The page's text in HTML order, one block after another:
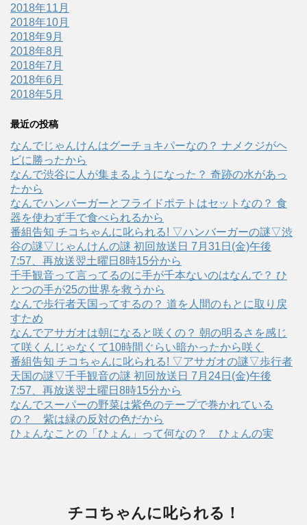
2018年11月
2018年10月
2018年9月
2018年8月
2018年7月
2018年6月
2018年5月
最近の投稿
なんでじゃんけんはグーチョキパーなの？ ナメクジがヘ
ビに勝ったから
なんで渋谷に人が集まるようになった？ 奇跡の水があっ
たから
なんでハンバーガーとフライドポテトはセットなの？ 食
器を使わず手で食べられるから
番組告知 チコちゃんに叱られる! ▽ハンバーガーの謎▽渋
谷の謎▽じゃんけんの謎 初回放送日 7月31日(金)午後
7:57、再放送翌土曜日8時15分から
千手観音って言ってるのに手が千本ないのはなんで？ ひ
とつの手が25の世界を救うから
なんで歩行者天国ってするの？ 道を人間のもとに取り戻
すため
なんでアサガオは朝になると咲くの？ 朝の明るさを感じ
て咲くんじゃなくて10時間ぐらい暗かったから咲く
番組告知 チコちゃんに叱られる! ▽アサガオの謎▽歩行者
天国の謎▽千手観音の謎 初回放送日 7月24日(金)午後
7:57、再放送翌土曜日8時15分から
なんでスーパーの野菜は紫色のテープで巻かれている
の？ 紫は緑の反対の色だから
ひょんなことの「ひょん」って何なの？ ひょんの実
チコちゃんに叱られる！